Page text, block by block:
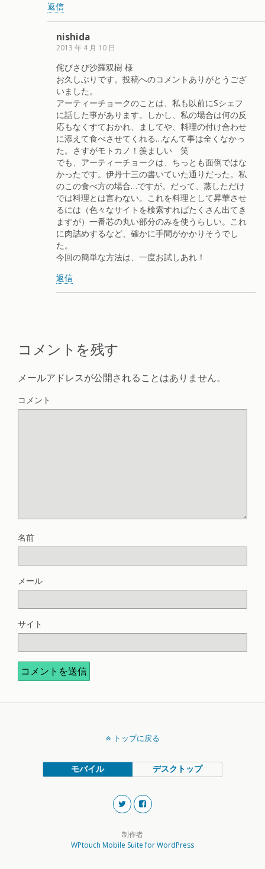
返信
nishida
2013 年 4 月 10 日
侘びさび沙羅双樹 様
お久しぶりです。投稿へのコメントありがとうござ
いました。
アーティーチョークのことは、私も以前にSシェフ
に話した事があります。しかし、私の場合は何の反
応もなくすておかれ、ましてや、料理の付け合わせ
に添えて食べさせてくれる…なんて事は全くなかっ
た。さすがモトカノ！羨ましい 笑
でも、アーティーチョークは、ちっとも面倒ではな
かったです。伊丹十三の書いていた通りだった。私
のこの食べ方の場合…ですが。だって、蒸しただけ
では料理とは言わない。これを料理として昇華させ
るには（色々なサイトを検索すればたくさん出てき
ますが）一番芯の丸い部分のみを使うらしい。これ
に肉詰めするなど、確かに手間がかかりそうでし
た。
今回の簡単な方法は、一度お試しあれ！
返信
コメントを残す
メールアドレスが公開されることはありません。
コメント
名前
メール
サイト
トップに戻る
モバイル デスクトップ
制作者
WPtouch Mobile Suite for WordPress